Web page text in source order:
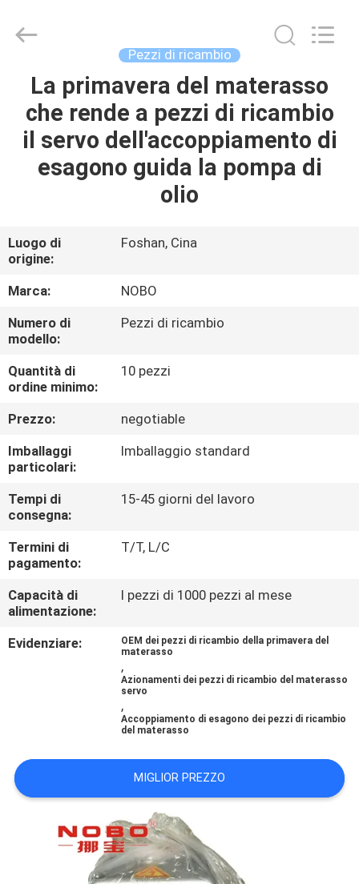
CASA
PRODOTTI
FATORY
TOUR
CONTROLLO
DI
QUALITÀ
CONTATTACI
NOTIZIE
TUTTI
CASI
SITO
SULLA
PRIVACY
Ltd..
Pezzi di ricambio
La primavera del materasso
che rende a pezzi di ricambio
il servo dell'accoppiamento di
esagono guida la pompa di
olio
Luogo di
origine:
Foshan, Cina
Marca:
NOBO
Numero di
modello:
Pezzi di ricambio
Quantità di
ordine minimo:
10 pezzi
Prezzo:
negotiable
Imballaggi
particolari:
Imballaggio standard
Tempi di
consegna:
15-45 giorni del lavoro
Termini di
pagamento:
T/T, L/C
Capacità di
alimentazione:
I pezzi di 1000 pezzi al mese
Evidenziare:
OEM dei pezzi di ricambio della primavera del
materasso
,
Azionamenti dei pezzi di ricambio del materasso
servo
,
Accoppiamento di esagono dei pezzi di ricambio
del materasso
MIGLIOR PREZZO